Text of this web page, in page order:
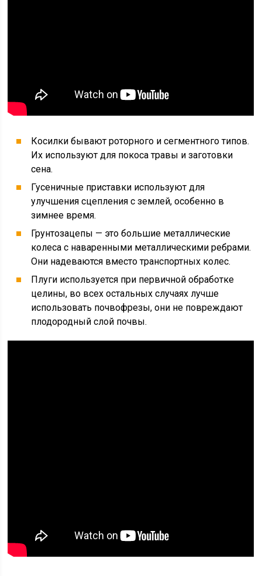
Косилки бывают роторного и сегментного типов.
Их используют для покоса травы и заготовки
сена.
Гусеничные приставки используют для
улучшения сцепления с землей, особенно в
зимнее время.
Грунтозацепы — это большие металлические
колеса с наваренными металлическими ребрами.
Они надеваются вместо транспортных колес.
Плуги используется при первичной обработке
целины, во всех остальных случаях лучше
использовать почвофрезы, они не повреждают
плодородный слой почвы.